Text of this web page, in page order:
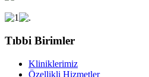
Tıbbi Birimler
Kliniklerimiz
Özellikli Hizmetler